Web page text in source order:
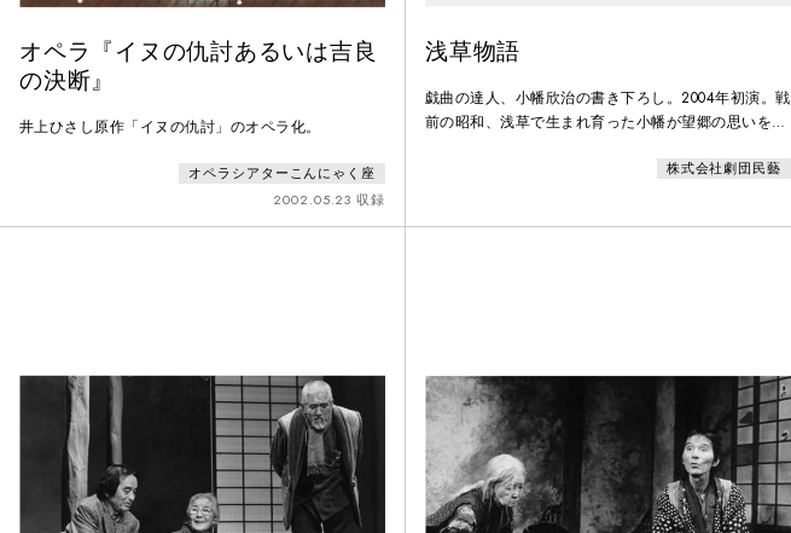
オペラ『イヌの仇討あるいは吉良
の決断』
井上ひさし原作「イヌの仇討」のオペラ化。
オペラシアターこんにゃく座
2002.05.23 収録
浅草物語
戯曲の達人、小幡欣治の書き下ろし。2004年初演。戦
前の昭和、浅草で生まれ育った小幡が望郷の思いを込
共演が話題を呼びました。還暦を過ぎて隠居した浅草
株式会社劇団民藝